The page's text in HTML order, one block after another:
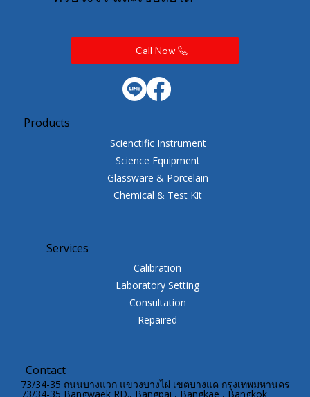
Call Now
Products
Scienctific Instrument
Science Equipment
Glassware & Porcelain
Chemical & Test Kit
Services
Calibration
Laboratory Setting
Consultation
Repaired
Contact
73/34-35 ถนนบางแวก แขวงบางไผ่ เขตบางแค กรุงเทพมหานคร
73/34-35 Bangwaek RD., Bangpai , Bangkae , Bangkok